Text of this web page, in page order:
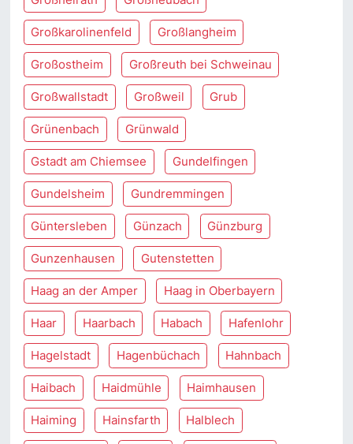
Großkarolinenfeld Großlangheim
Großostheim Großreuth bei Schweinau
Großwallstadt Großweil Grub
Grünenbach Grünwald
Gstadt am Chiemsee Gundelfingen
Gundelsheim Gundremmingen
Güntersleben Günzach Günzburg
Gunzenhausen Gutenstetten
Haag an der Amper Haag in Oberbayern
Haar Haarbach Habach Hafenlohr
Hagelstadt Hagenbüchach Hahnbach
Haibach Haidmühle Haimhausen
Haiming Hainsfarth Halblech